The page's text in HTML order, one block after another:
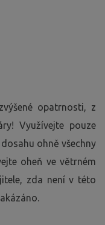
opatrnosti, z
Využívejte pouze
ohně všechny
oheň ve větrném
zda není v této